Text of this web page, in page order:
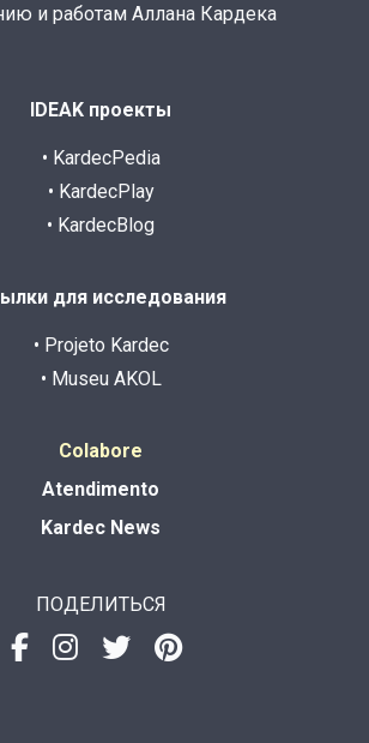
и работам Аллана Кардека
IDEAK проекты
• KardecPedia
• KardecPlay
• KardecBlog
для исследования
• Projeto Kardec
• Museu AKOL
Colabore
Atendimento
Kardec News
ПОДЕЛИТЬСЯ